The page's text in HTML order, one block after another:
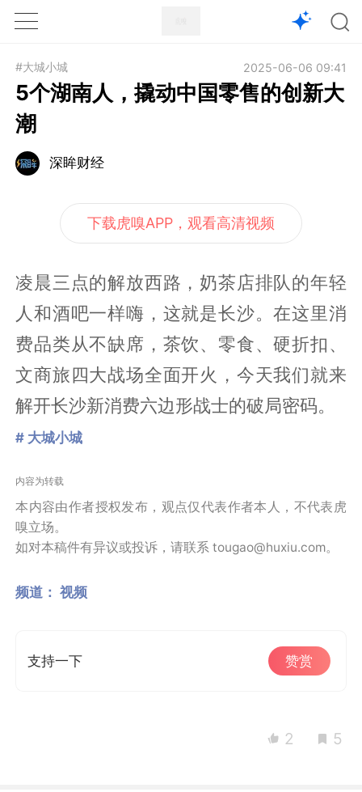
1X
#大城小城 2025-06-06 09:41
5个湖南人，撬动中国零售的创新大
潮
深眸财经
下载虎嗅APP，观看高清视频
凌晨三点的解放西路，奶茶店排队的年轻
人和酒吧一样嗨，这就是长沙。在这里消
费品类从不缺席，茶饮、零食、硬折扣、
文商旅四大战场全面开火，今天我们就来
解开长沙新消费六边形战士的破局密码。
# 大城小城
内容为转载
本内容由作者授权发布，观点仅代表作者本人，不代表虎
嗅立场。
如对本稿件有异议或投诉，请联系 tougao@huxiu.com。
频道： 视频
支持一下 赞赏
2 5